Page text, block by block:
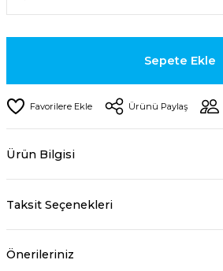
Sepete Ekle
Ürünü Paylaş
Ürün Bilgisi
Taksit Seçenekleri
Önerileriniz